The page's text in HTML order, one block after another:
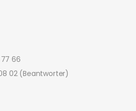
66
02 (Beantworter)